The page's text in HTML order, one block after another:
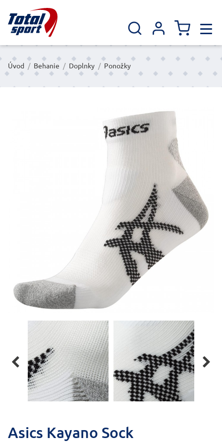
Úvod / Behanie / Doplnky / Ponožky
 
Asics Kayano Sock